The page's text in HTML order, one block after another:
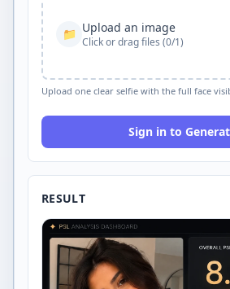
📁 Upload an image
Click or drag files (0/1)
Upload one clear selfie with the full face
Sign in to
RESULT